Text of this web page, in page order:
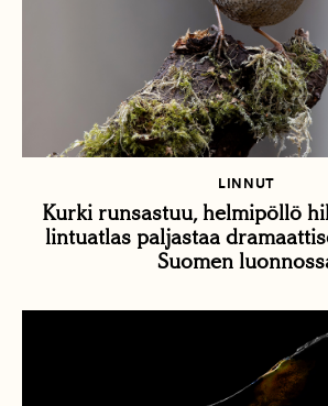
LINNUT
Kurki runsastuu, helmipöllö
lintuatlas paljastaa
Suomen